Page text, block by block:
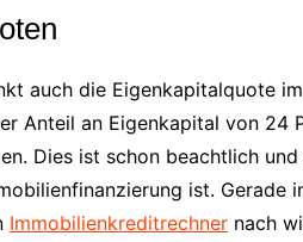
auch die Eigenkapitalquote
Anteil an Eigenkapital von 24
Dies ist schon beachtlich
ist. Gerade
Immobilienkreditrechner nach